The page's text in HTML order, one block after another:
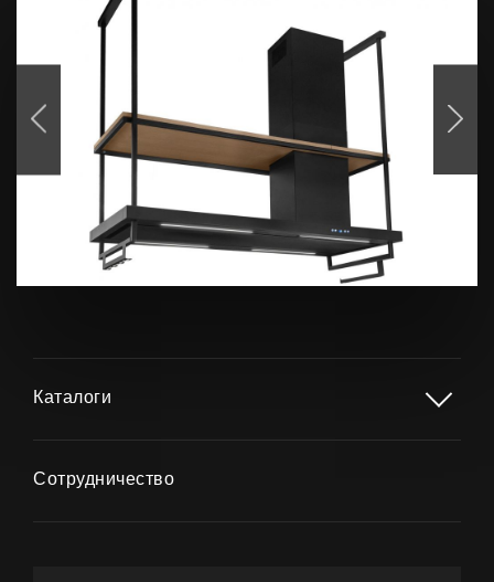
Продукты
О нас
Страница дизайнера
Виртуальный салон
Каталоги
Сотрудничество